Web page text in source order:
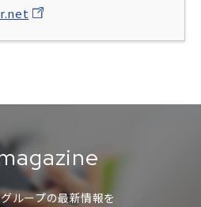
ループの最新情報を